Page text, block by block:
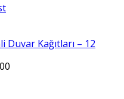
Duvar Kağıtları – 12